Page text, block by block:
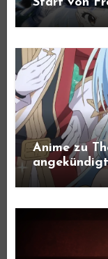
Start von
Anime zu